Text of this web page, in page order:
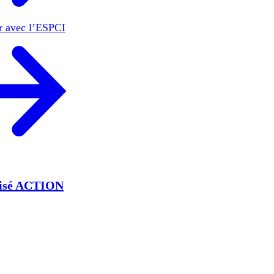
avec l’ESPCI
ACTION